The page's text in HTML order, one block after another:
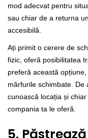
mod adecvat pentru
sau chiar de a returna
accesibilă.
Ați primit o cerere de
fizic, oferă posibilitatea
preferă această
mărfurile schimbate. De
cunoască locația și
compania ta le oferă.
5.